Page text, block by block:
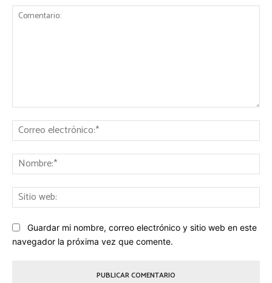
Guardar mi nombre, correo electrónico y sitio web en este
navegador la próxima vez que comente.